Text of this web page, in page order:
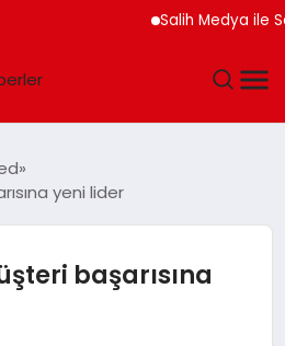
Salih Medya ile
yeni lider
başarısına